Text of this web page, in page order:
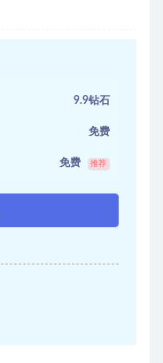
9.9钻石
免费
免费 推荐